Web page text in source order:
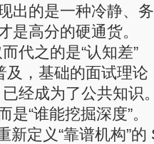
出的是一种冷静、
是高分的硬通货。
代之的是“认知差”
及，基础的面试理
经成为了公共知识
是“谁能挖掘深度”。
新定义“靠谱机构”的